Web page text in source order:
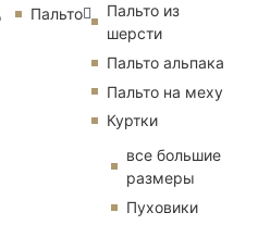
Пальто
Пальто из
шерсти
Пальто альпака
Пальто на меху
Куртки
все большие
размеры
Пуховики